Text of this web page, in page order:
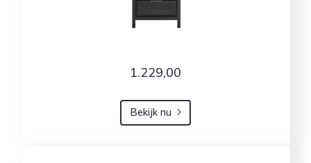
1.229,00
Bekijk nu